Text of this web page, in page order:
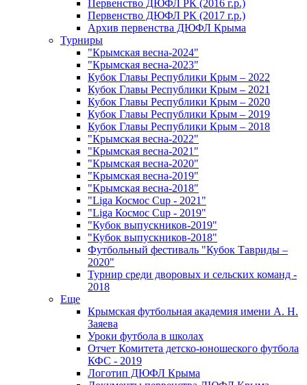
Первенство ДЮФЛ РК (2016 г.р.)
Первенство ДЮФЛ РК (2017 г.р.)
Архив первенства ДЮФЛ Крыма
Турниры
"Крымская весна-2024"
"Крымская весна-2023"
Кубок Главы Республики Крым – 2022
Кубок Главы Республики Крым – 2021
Кубок Главы Республики Крым – 2020
Кубок Главы Республики Крым – 2019
Кубок Главы Республики Крым – 2018
"Крымская весна-2022"
"Крымская весна-2021"
"Крымская весна-2020"
"Крымская весна-2019"
"Крымская весна-2018"
"Liga Космос Cup - 2021"
"Liga Космос Cup - 2019"
"Кубок выпускников-2019"
"Кубок выпускников-2018"
Футбольный фестиваль "Кубок Тавриды –
2020"
Турнир среди дворовых и сельских команд -
2018
Еще
Крымская футбольная академия имени А. Н.
Заяева
Уроки футбола в школах
Отчет Комитета детско-юношеского футбола
КФС - 2019
Логотип ДЮФЛ Крыма